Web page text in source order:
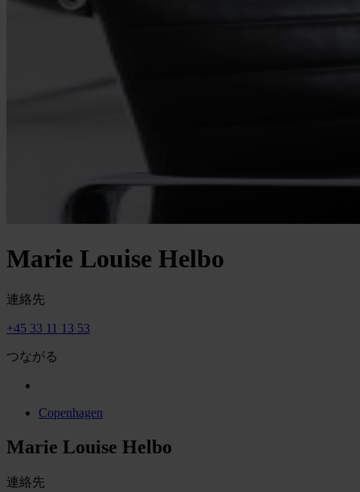
Marie Louise Helbo
連絡先
+45 33 11 13 53
つながる
Copenhagen
Marie Louise Helbo
連絡先